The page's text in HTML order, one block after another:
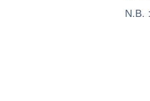
N.B.